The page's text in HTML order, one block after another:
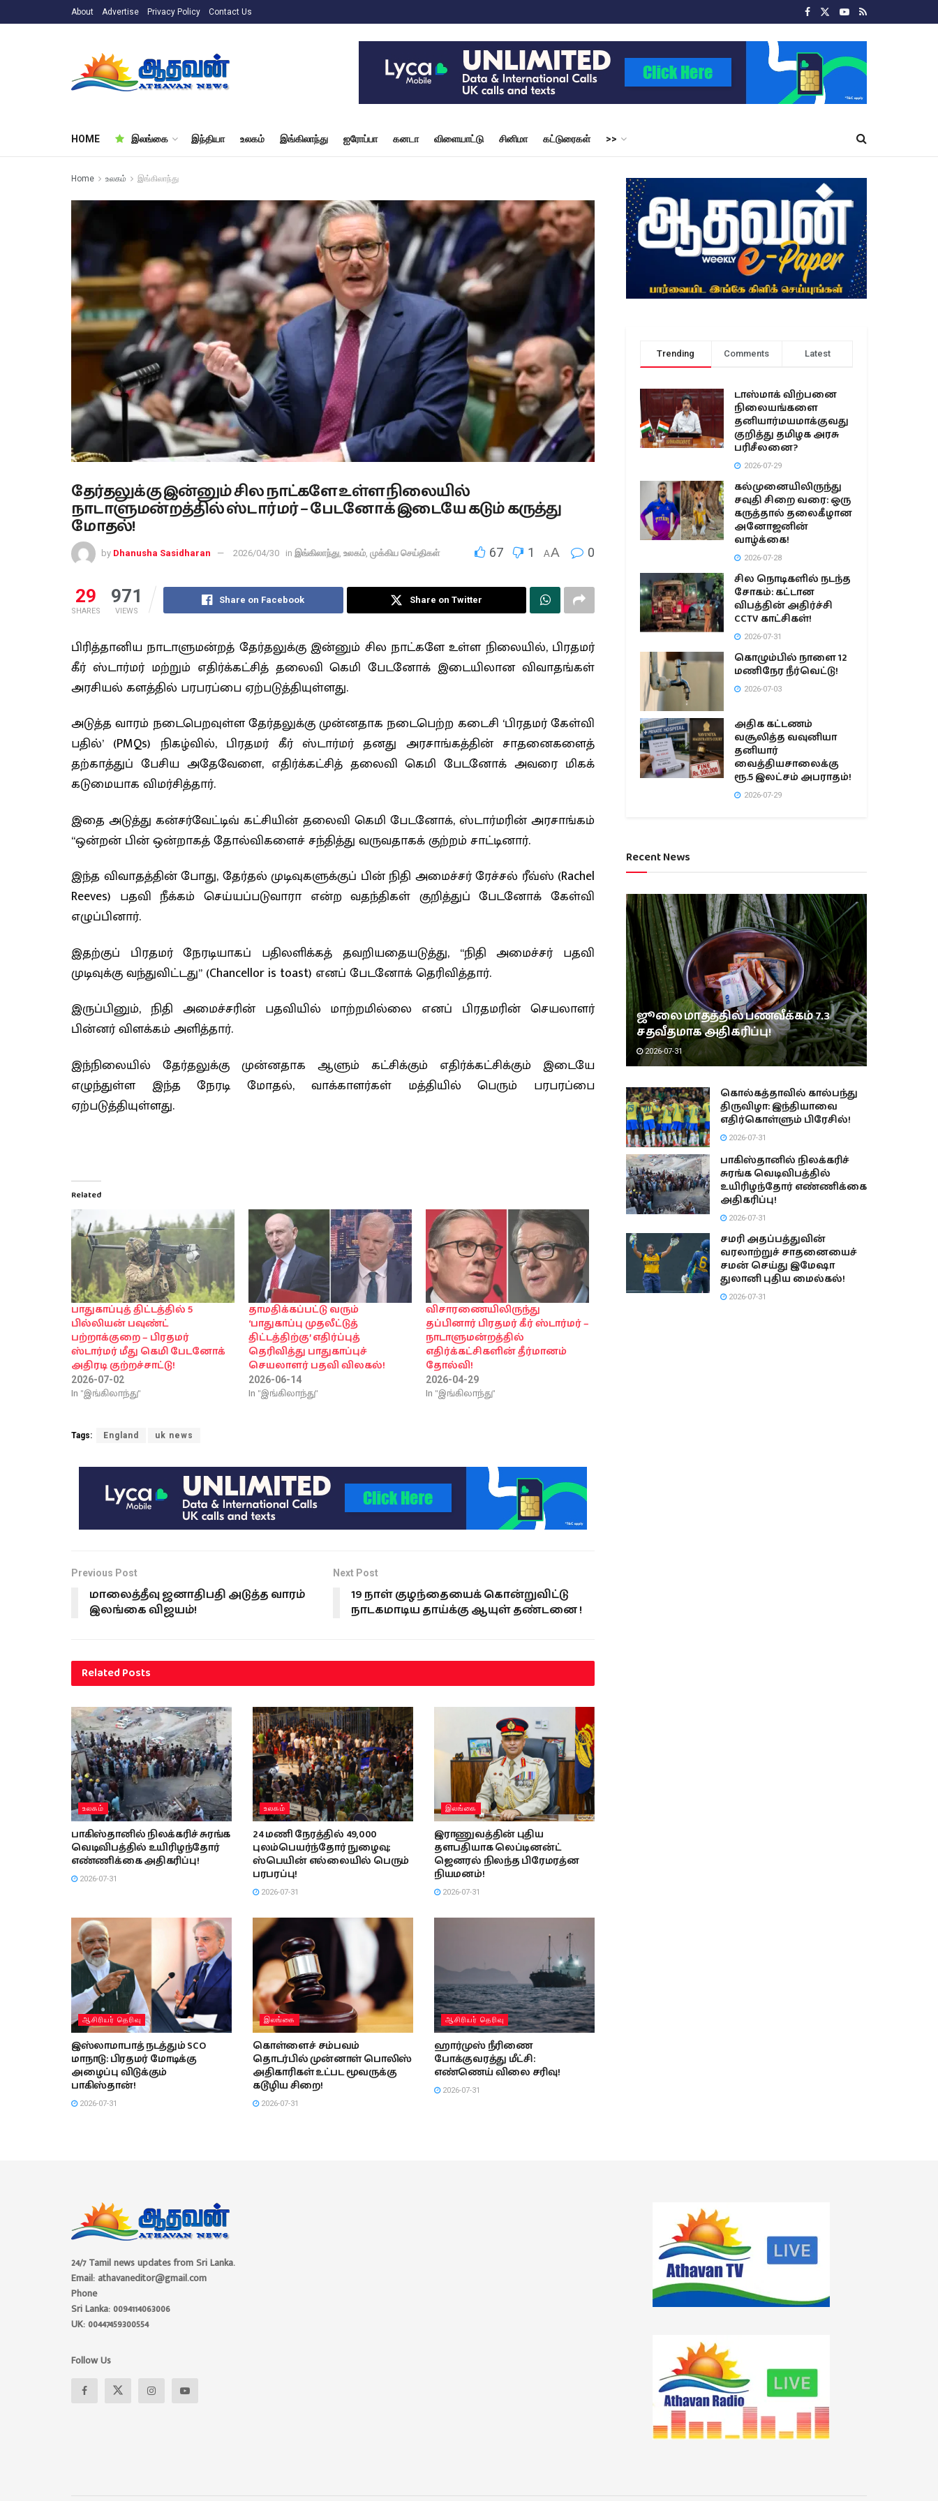
About Advertise Privacy Policy Contact Us
HOME இலங்கை இந்தியா உலகம் இங்கிலாந்து ஐரோப்பா கனடா விளையாட்டு சினிமா கட்டுரைகள் >>
Home உலகம் இங்கிலாந்து
தேர்தலுக்கு இன்னும் சில நாட்களே உள்ள நிலையில்
நாடாளுமன்றத்தில் ஸ்டார்மர் – பேடனோக் இடையே கடும் கருத்து
மோதல்!
by Dhanusha Sasidharan 2026/04/30 in இங்கிலாந்து உலகம் முக்கிய செய்திகள் 67 1 AA 0
29
SHARES
971
VIEWS
Share on Facebook Share on Twitter
பிரித்தானிய நாடாளுமன்றத் தேர்தலுக்கு இன்னும் சில நாட்களே உள்ள நிலையில், பிரதமர்
கீர் ஸ்டார்மர் மற்றும் எதிர்க்கட்சித் தலைவி கெமி பேடனோக் இடையிலான விவாதங்கள்
அரசியல் களத்தில் பரபரப்பை ஏற்படுத்தியுள்ளது.
அடுத்த வாரம் நடைபெறவுள்ள தேர்தலுக்கு முன்னதாக நடைபெற்ற கடைசி ‘பிரதமர் கேள்வி
பதில்’ (PMQs) நிகழ்வில், பிரதமர் கீர் ஸ்டார்மர் தனது அரசாங்கத்தின் சாதனைகளைத்
தற்காத்துப் பேசிய அதேவேளை, எதிர்க்கட்சித் தலைவி கெமி பேடனோக் அவரை மிகக்
கடுமையாக விமர்சித்தார்.
இதை அடுத்து கன்சர்வேட்டிவ் கட்சியின் தலைவி கெமி பேடனோக், ஸ்டார்மரின் அரசாங்கம்
“ஒன்றன் பின் ஒன்றாகத் தோல்விகளைச் சந்தித்து வருவதாகக் குற்றம் சாட்டினார்.
இந்த விவாதத்தின் போது, தேர்தல் முடிவுகளுக்குப் பின் நிதி அமைச்சர் ரேச்சல் ரீவ்ஸ் (Rachel
Reeves) பதவி நீக்கம் செய்யப்படுவாரா என்ற வதந்திகள் குறித்துப் பேடனோக் கேள்வி
எழுப்பினார்.
இதற்குப் பிரதமர் நேரடியாகப் பதிலளிக்கத் தவறியதையடுத்து, “நிதி அமைச்சர் பதவி
முடிவுக்கு வந்துவிட்டது” (Chancellor is toast) எனப் பேடனோக் தெரிவித்தார்.
இருப்பினும், நிதி அமைச்சரின் பதவியில் மாற்றமில்லை எனப் பிரதமரின் செயலாளர்
பின்னர் விளக்கம் அளித்தார்.
இந்நிலையில் தேர்தலுக்கு முன்னதாக ஆளும் கட்சிக்கும் எதிர்க்கட்சிக்கும் இடையே
எழுந்துள்ள இந்த நேரடி மோதல், வாக்காளர்கள் மத்தியில் பெரும் பரபரப்பை
ஏற்படுத்தியுள்ளது.
Related
பாதுகாப்புத் திட்டத்தில் 5
பில்லியன் பவுண்ட்
பற்றாக்குறை – பிரதமர்
ஸ்டார்மர் மீது கெமி பேடனோக்
அதிரடி குற்றச்சாட்டு!
2026-07-02
In "இங்கிலாந்து"
தாமதிக்கப்பட்டு வரும்
‘பாதுகாப்பு முதலீட்டுத்
திட்டத்திற்கு’ எதிர்ப்புத்
தெரிவித்து பாதுகாப்புச்
செயலாளர் பதவி விலகல்!
2026-06-14
In "இங்கிலாந்து"
விசாரணையிலிருந்து
தப்பினார் பிரதமர் கீர் ஸ்டார்மர் –
நாடாளுமன்றத்தில்
எதிர்க்கட்சிகளின் தீர்மானம்
தோல்வி!
2026-04-29
In "இங்கிலாந்து"
Tags: England uk news
Previous Post
மாலைத்தீவு ஜனாதிபதி அடுத்த வாரம்
இலங்கை விஜயம்!
Next Post
19 நாள் குழந்தையைக் கொன்றுவிட்டு
நாடகமாடிய தாய்க்கு ஆயுள் தண்டனை !
RelatedPosts
உலகம்
பாகிஸ்தானில் நிலக்கரிச் சுரங்க
வெடிவிபத்தில் உயிரிழந்தோர்
எண்ணிக்கை அதிகரிப்பு!
2026-07-31
உலகம்
24 மணி நேரத்தில் 49,000
புலம்பெயர்ந்தோர் நுழைவு;
ஸ்பெயின் எல்லையில் பெரும்
பரபரப்பு!
2026-07-31
இலங்கை
இராணுவத்தின் புதிய
தளபதியாக லெப்டினன்ட்
ஜெனரல் நிலந்த பிரேமரத்ன
நியமனம்!
2026-07-31
ஆசிரியர் தெரிவு
இஸ்லாமாபாத் நடத்தும் SCO
மாநாடு: பிரதமர் மோடிக்கு
அழைப்பு விடுக்கும்
பாகிஸ்தான்!
2026-07-31
இலங்கை
கொள்ளைச் சம்பவம்
தொடர்பில் முன்னாள் பொலிஸ்
அதிகாரிகள் உட்பட மூவருக்கு
கடூழிய சிறை!
2026-07-31
ஆசிரியர் தெரிவு
ஹார்முஸ் நீரிணை
போக்குவரத்து மீட்சி:
எண்ணெய் விலை சரிவு!
2026-07-31
Trending Comments Latest
டாஸ்மாக் விற்பனை
நிலையங்களை
தனியார்மயமாக்குவது
குறித்து தமிழக அரசு
பரிசீலனை?
2026-07-29
கல்முனையிலிருந்து
சவுதி சிறை வரை: ஒரு
கருத்தால் தலைகீழான
அனோஜனின்
வாழ்க்கை!
2026-07-28
சில நொடிகளில் நடந்த
சோகம்: கட்டான
விபத்தின் அதிர்ச்சி
CCTV காட்சிகள்!
2026-07-31
கொழும்பில் நாளை 12
மணிநேர நீர்வெட்டு!
2026-07-03
அதிக கட்டணம்
வசூலித்த வவுனியா
தனியார்
வைத்தியசாலைக்கு
ரூ.5 இலட்சம் அபராதம்!
2026-07-29
Recent News
ஜூலை மாதத்தில் பணவீக்கம் 7.3
சதவீதமாக அதிகரிப்பு!
2026-07-31
கொல்கத்தாவில் கால்பந்து
திருவிழா: இந்தியாவை
எதிர்கொள்ளும் பிரேசில்!
2026-07-31
பாகிஸ்தானில் நிலக்கரிச்
சுரங்க வெடிவிபத்தில்
உயிரிழந்தோர் எண்ணிக்கை
அதிகரிப்பு!
2026-07-31
சமரி அதப்பத்துவின்
வரலாற்றுச் சாதனையைச்
சமன் செய்து இமேஷா
துலானி புதிய மைல்கல்!
2026-07-31
24/7 Tamil news updates from Sri Lanka.
Email: athavaneditor@gmail.com
Phone
Sri Lanka: 0094114063006
UK: 00447459300554
Follow Us